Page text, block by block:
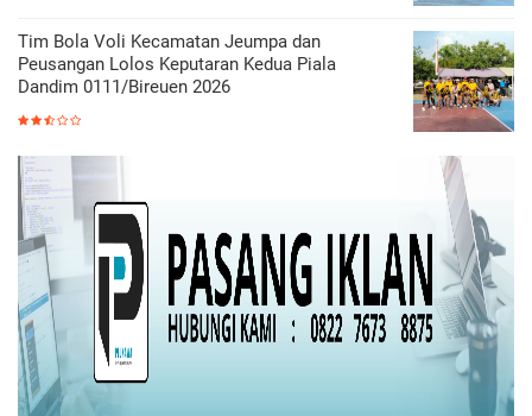
Tim Bola Voli Kecamatan Jeumpa dan
Peusangan Lolos Keputaran Kedua Piala
Dandim 0111/Bireuen 2026